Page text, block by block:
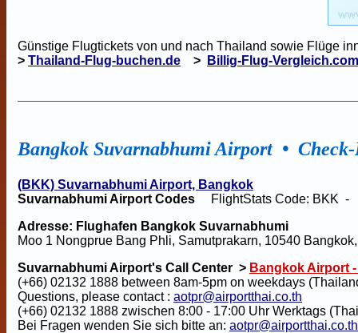
Günstige Flugtickets von und nach Thailand sowie Flüge
> Thailand-Flug-buchen.de > Billig-Flug-Vergleich.com
Bangkok Suvarnabhumi Airport•
(BKK) Suvarnabhumi Airport, Bangkok
Suvarnabhumi Airport Codes FlightStats Code: BKK -
Adresse: Flughafen Bangkok Suvarnabhumi
Moo 1 Nongprue Bang Phli, Samutprakarn, 10540
Suvarnabhumi Airport's Call Center > Bangkok Airport
(+66) 02132 1888 between 8am-5pm on weekdays
Questions, please contact : aotpr@airportthai.co.th
(+66) 02132 1888 zwischen 8:00 - 17:00 Uhr Werktags
Bei Fragen wenden Sie sich bitte an: aotpr@airportthai.co.th